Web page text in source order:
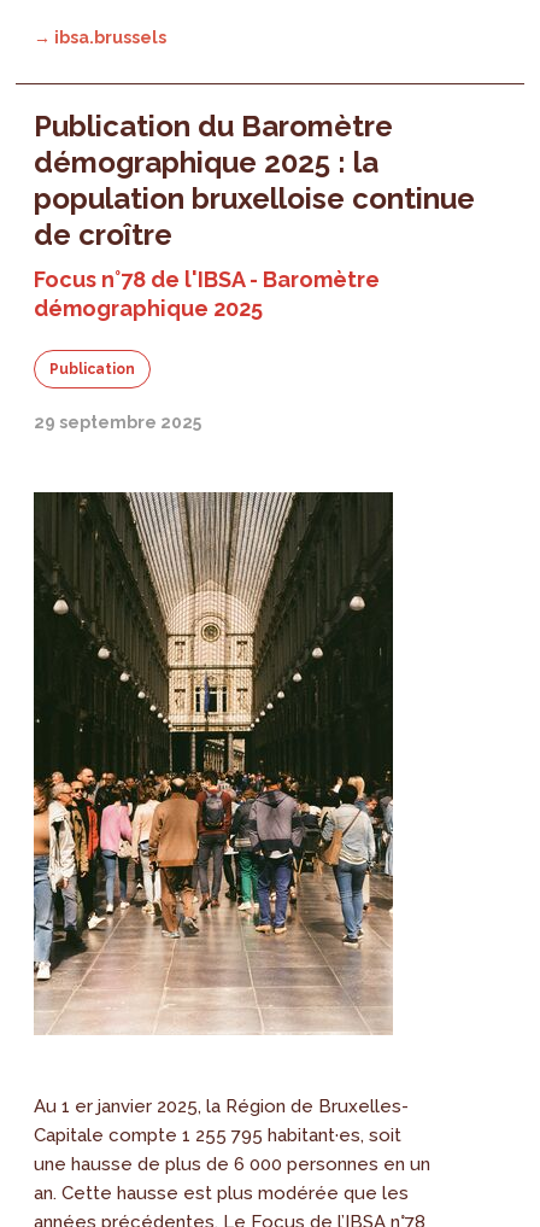
→ ibsa.brussels
Publication du Baromètre
démographique 2025 : la
population bruxelloise continue
de croître
Focus n°78 de l'IBSA - Baromètre
démographique 2025
Publication
29 septembre 2025
Au 1 er janvier 2025, la Région de Bruxelles-
Capitale compte 1 255 795 habitant·es, soit
une hausse de plus de 6 000 personnes en un
an. Cette hausse est plus modérée que les
années précédentes. Le Focus de l’IBSA n°78